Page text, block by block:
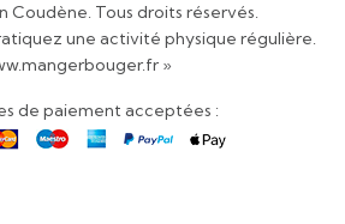
Coudène. Tous droits réservés.
une activité physique régulière.
»
de paiement acceptées :